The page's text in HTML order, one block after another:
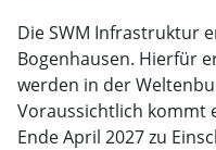
Die SWM Infrastruktur
Bogenhausen. Hierfür
werden in der
Voraussichtlich kommt
Ende April 2027 zu